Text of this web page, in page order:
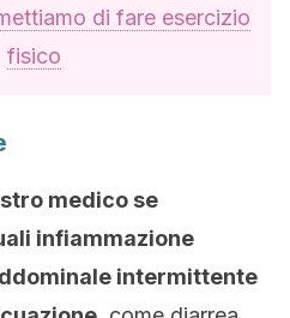
di fare esercizio
fisico
medico se
infiammazione
intermittente